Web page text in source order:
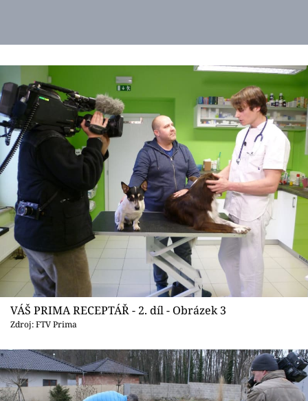
VÁŠ PRIMA RECEPTÁŘ - 2. díl - Obrázek 3
Zdroj: FTV Prima